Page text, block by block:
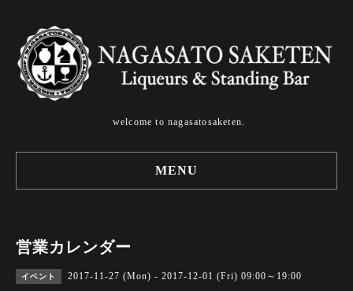
welcome to nagasatosaketen.
MENU
営業カレンダー
イベント 2017-11-27 (Mon) - 2017-12-01 (Fri) 09:00～19:00